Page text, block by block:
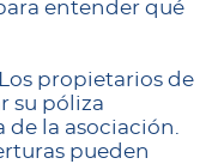
entender qué
Los propietarios de
su póliza
la asociación.
pueden